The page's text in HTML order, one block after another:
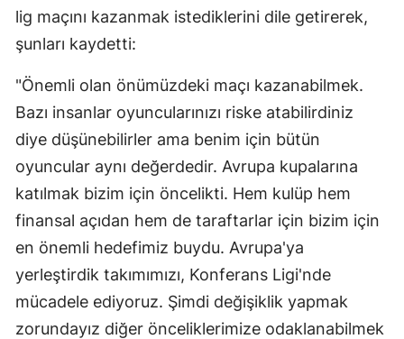
lig maçını kazanmak istediklerini dile getirerek,
şunları kaydetti:
"Önemli olan önümüzdeki maçı kazanabilmek.
Bazı insanlar oyuncularınızı riske atabilirdiniz
diye düşünebilirler ama benim için bütün
oyuncular aynı değerdedir. Avrupa kupalarına
katılmak bizim için öncelikti. Hem kulüp hem
finansal açıdan hem de taraftarlar için bizim için
en önemli hedefimiz buydu. Avrupa'ya
yerleştirdik takımımızı, Konferans Ligi'nde
mücadele ediyoruz. Şimdi değişiklik yapmak
zorundayız diğer önceliklerimize odaklanabilmek